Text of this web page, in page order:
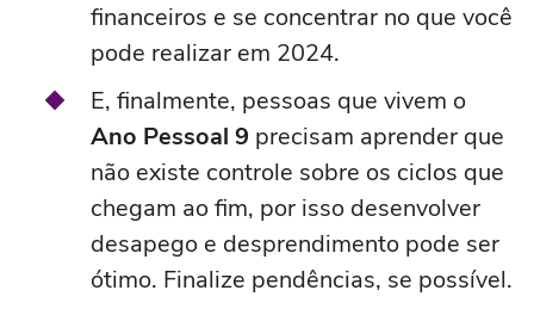
financeiros e se concentrar no que você
pode realizar em 2024.
E, finalmente, pessoas que vivem o
Ano Pessoal 9 precisam aprender que
não existe controle sobre os ciclos que
chegam ao fim, por isso desenvolver
desapego e desprendimento pode ser
ótimo. Finalize pendências, se possível.